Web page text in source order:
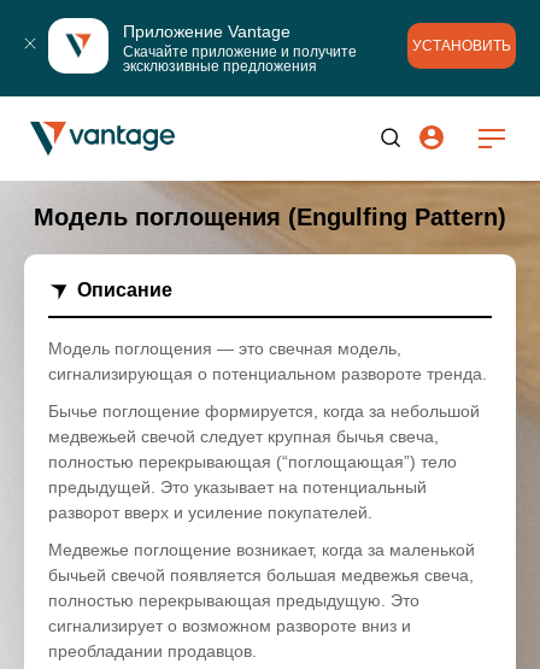
Приложение Vantage
Скачайте приложение и получите
эксклюзивные предложения
УСТАНОВИТЬ
Модель поглощения (Engulfing Pattern)
Описание
Модель поглощения — это свечная модель,
сигнализирующая о потенциальном развороте тренда.
Бычье поглощение формируется, когда за небольшой
медвежьей свечой следует крупная бычья свеча,
полностью перекрывающая (“поглощающая”) тело
предыдущей. Это указывает на потенциальный
разворот вверх и усиление покупателей.
Медвежье поглощение возникает, когда за маленькой
бычьей свечой появляется большая медвежья свеча,
полностью перекрывающая предыдущую. Это
сигнализирует о возможном развороте вниз и
преобладании продавцов.